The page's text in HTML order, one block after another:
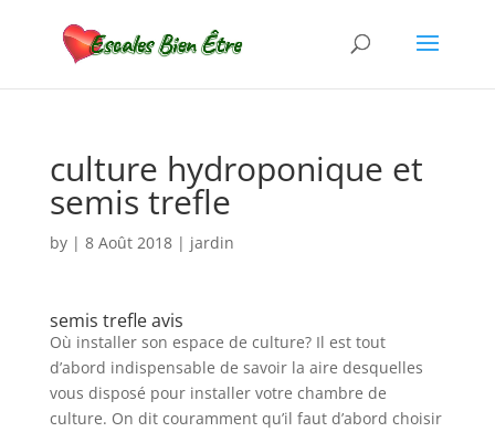
culture hydroponique et
semis trefle
by | 8 Août 2018| jardin
semis trefle avis
Où installer son espace de culture? Il est tout
d’abord indispensable de savoir la aire desquelles
vous disposé pour installer votre chambre de
culture. On dit couramment qu’il faut d’abord choisir